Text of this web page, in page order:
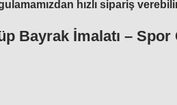
0216 412 20 34
| 📲
95 20
hızlı sipariş
Bayrak İmalatı –